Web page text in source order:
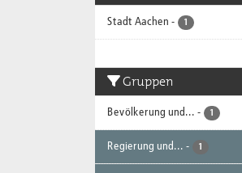
Stadt Aachen - 1
Gruppen
Bevölkerung und... - 1
Regierung und... - 1